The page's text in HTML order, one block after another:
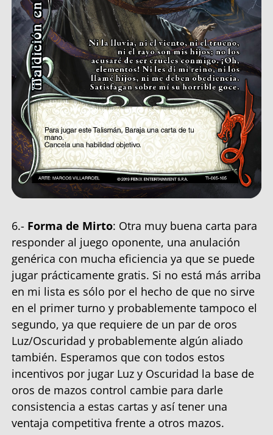
6.- Forma de Mirto: Otra muy buena carta para
responder al juego oponente, una anulación
genérica con mucha eficiencia ya que se puede
jugar prácticamente gratis. Si no está más arriba
en mi lista es sólo por el hecho de que no sirve
en el primer turno y probablemente tampoco el
segundo, ya que requiere de un par de oros
Luz/Oscuridad y probablemente algún aliado
también. Esperamos que con todos estos
incentivos por jugar Luz y Oscuridad la base de
oros de mazos control cambie para darle
consistencia a estas cartas y así tener una
ventaja competitiva frente a otros mazos.